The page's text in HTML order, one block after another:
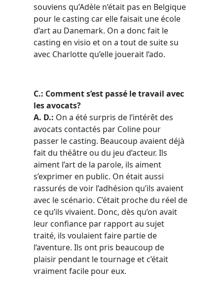
souviens qu’Adèle n’était pas en Belgique
pour le casting car elle faisait une école
d’art au Danemark. On a donc fait le
casting en visio et on a tout de suite su
avec Charlotte qu’elle jouerait l’ado.
C.: Comment s’est passé le travail avec
les avocats?
A. D.: On a été surpris de l’intérêt des
avocats contactés par Coline pour
passer le casting. Beaucoup avaient déjà
fait du théâtre ou du jeu d’acteur. Ils
aiment l’art de la parole, ils aiment
s’exprimer en public. On était aussi
rassurés de voir l’adhésion qu’ils avaient
avec le scénario. C’était proche du réel de
ce qu’ils vivaient. Donc, dès qu’on avait
leur confiance par rapport au sujet
traité, ils voulaient faire partie de
l’aventure. Ils ont pris beaucoup de
plaisir pendant le tournage et c’était
vraiment facile pour eux.